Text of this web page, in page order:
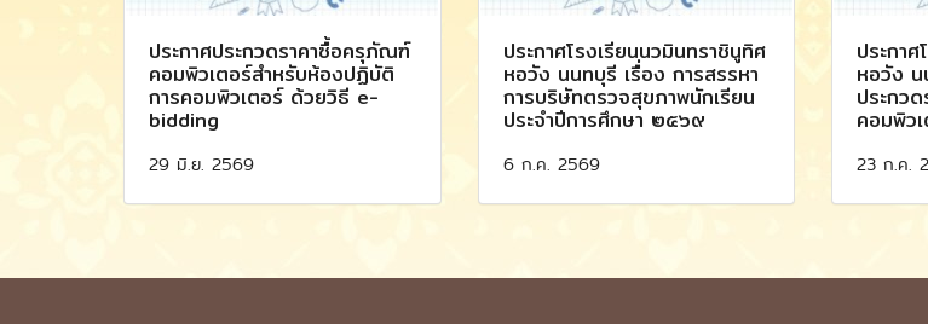
ประกาศประกวดราคาซื้อครุภัณฑ์
คอมพิวเตอร์สำหรับห้องปฏิบัติ
การคอมพิวเตอร์ ด้วยวิธี e-
bidding
29 มิ.ย. 2569
ประกาศโรงเรียนนวมินทราชินูทิศ
หอวัง นนทบุรี เรื่อง การสรรหา
การบริษัทตรวจสุขภาพนักเรียน
ประจำปีการศึกษา ๒๕๖๙
6 ก.ค. 2569
ประกา
หอวัง น
ประกว
คอมพิว
23 ก.ค.